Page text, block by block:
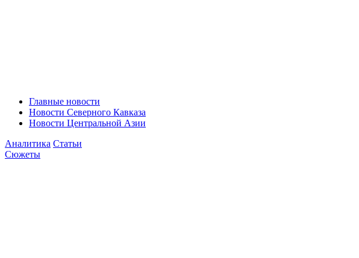
Главные новости
Новости Северного Кавказа
Новости Центральной Азии
Аналитика Статьи
Сюжеты